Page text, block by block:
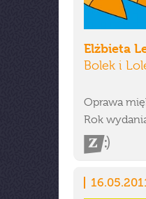
Elżbieta
Bolek i
Oprawa
Rok